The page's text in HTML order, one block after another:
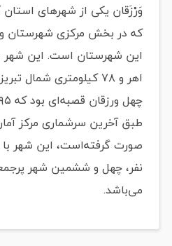
وَرْزَقان یکی از شهرهای
که در بخش مرکزی شهرستان
اهر و ۷۸ کیلومتری
نفر، چهل و ششمین شهر
می‌باشد.